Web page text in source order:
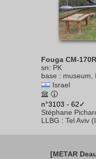
Fouga CM-
sn: PK
base : museum,
Israel
n°3103 - 62✓
Stéphane
LLBG : Tel Aviv
[METAR